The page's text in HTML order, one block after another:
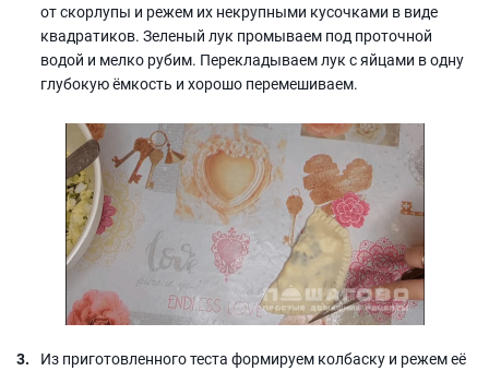
от скорлупы и режем их некрупными кусочками в виде
квадратиков. Зеленый лук промываем под проточной
водой и мелко рубим. Перекладываем лук с яйцами в одну
глубокую ёмкость и хорошо перемешиваем.
Из приготовленного теста формируем колбаску и режем её